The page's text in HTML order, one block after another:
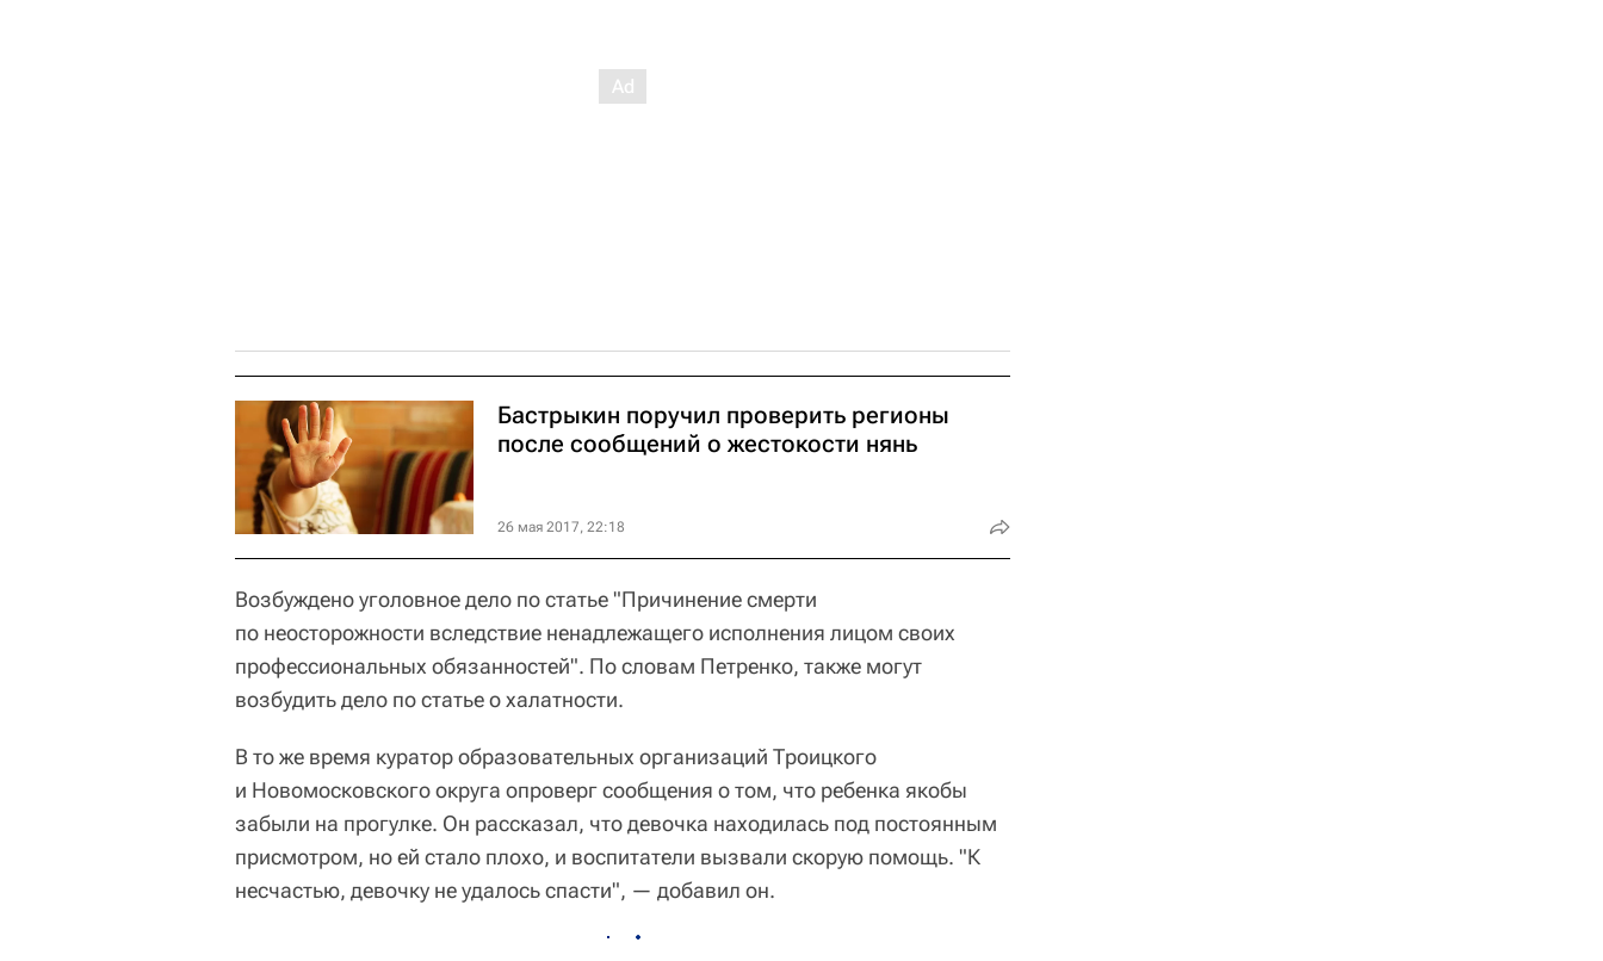
Бастрыкин поручил проверить регионы
после сообщений о жестокости нянь
26 мая 2017, 22:18
Возбуждено уголовное дело по статье "Причинение смерти
по неосторожности вследствие ненадлежащего исполнения лицом своих
профессиональных обязанностей". По словам Петренко, также могут
возбудить дело по статье о халатности.
В то же время куратор образовательных организаций Троицкого
и Новомосковского округа опроверг сообщения о том, что ребенка якобы
забыли на прогулке. Он рассказал, что девочка находилась под постоянным
присмотром, но ей стало плохо, и воспитатели вызвали скорую помощь. "К
несчастью, девочку не удалось спасти", — добавил он.